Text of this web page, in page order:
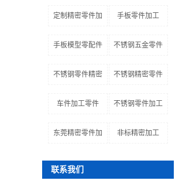
定制精密零件加 手板零件加工
手板模型零配件 不锈钢五金零件
不锈钢零件精密 不锈钢精密零件
车件加工零件 不锈钢零件加工
东莞精密零件加 非标精密加工
联系我们